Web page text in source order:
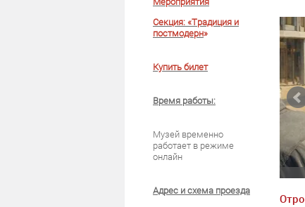
Секция: «Традиция и
постмодерн»
Купить билет
Время работы:
Музей временно
работает в режиме
онлайн
Адрес и схема проезда